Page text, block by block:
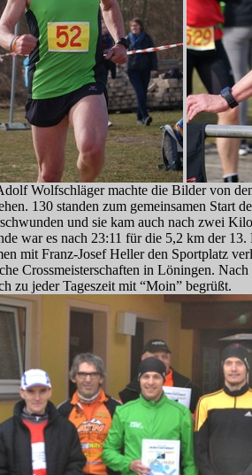
Wolfschläger machte die Bilder von
130 standen zum gemeinsamen Start
und sie kam auch nach zwei
war es nach 23:11 für die 5,2 km der
mit Franz-Josef Heller den Sportplatz
Crossmeisterschaften in Löningen.
zu jeder Tageszeit mit “Moin” begrüßt.